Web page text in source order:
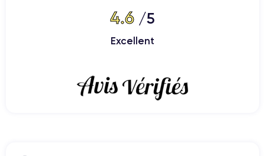
4.6 /5
Excellent